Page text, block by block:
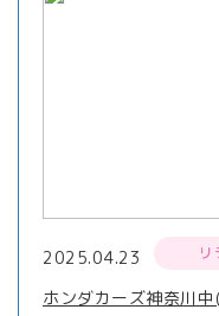
2025.04.23 リ
ホンダカーズ神奈川